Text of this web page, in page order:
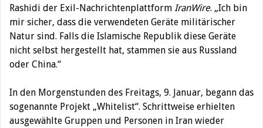
Rashidi der Exil-Nachrichtenplattform IranWire. „Ich bin
mir sicher, dass die verwendeten Geräte militärischer
Natur sind. Falls die Islamische Republik diese Geräte
nicht selbst hergestellt hat, stammen sie aus Russland
oder China.“
In den Morgenstunden des Freitags, 9. Januar, begann das
sogenannte Projekt „Whitelist“. Schrittweise erhielten
ausgewählte Gruppen und Personen in Iran wieder